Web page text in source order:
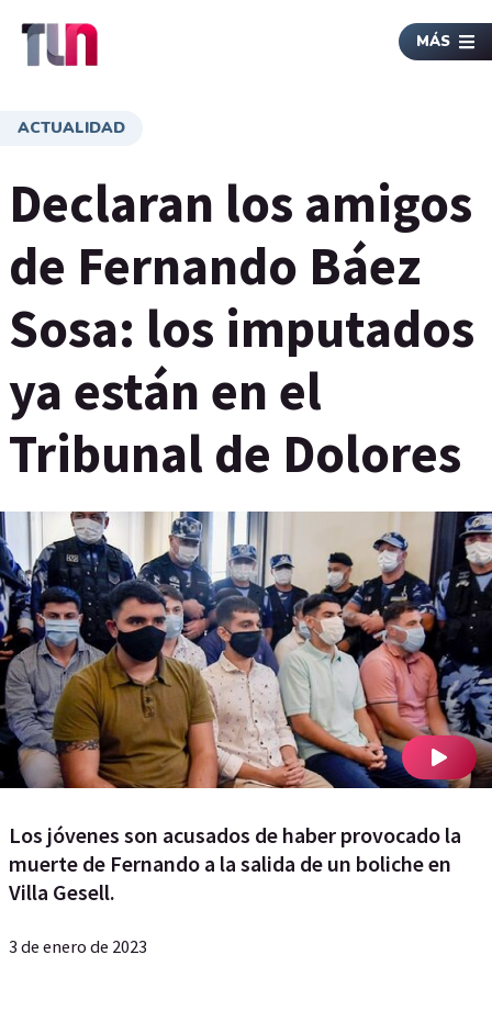
MÁS
ACTUALIDAD
Declaran los amigos
de Fernando Báez
Sosa: los imputados
ya están en el
Tribunal de Dolores
Los jóvenes son acusados de haber provocado la
muerte de Fernando a la salida de un boliche en
Villa Gesell.
3 de enero de 2023